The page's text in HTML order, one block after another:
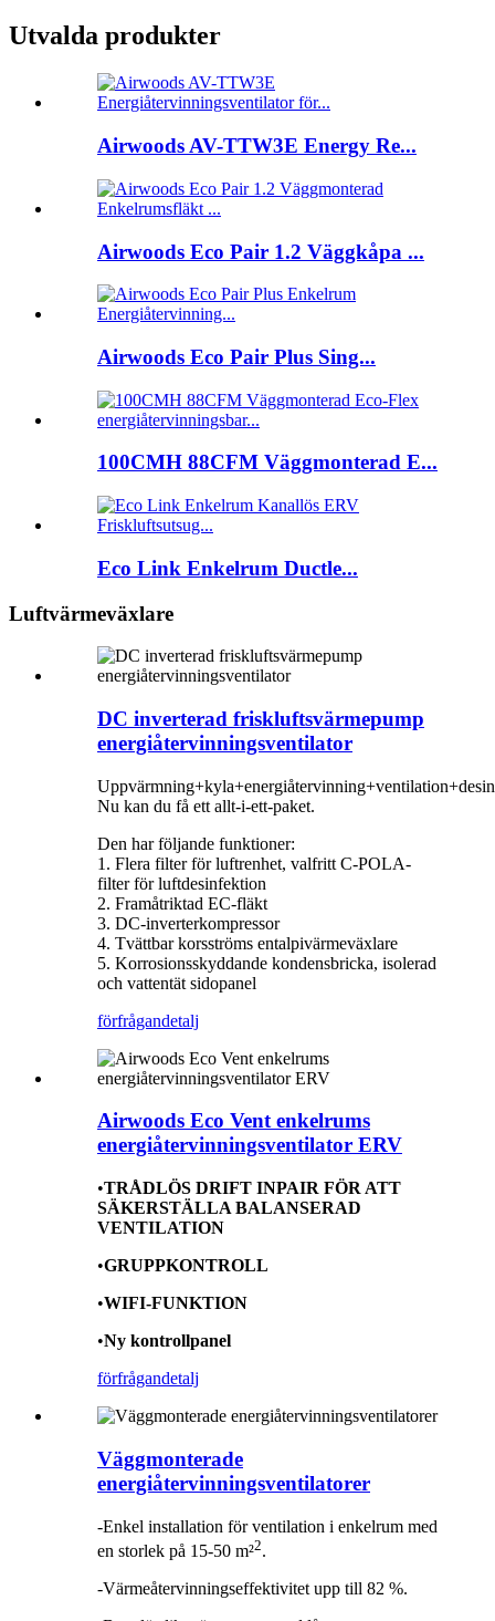
Utvalda produkter
Airwoods AV-TTW3E Energy Re...
Airwoods Eco Pair 1.2 Väggkåpa ...
Airwoods Eco Pair Plus Sing...
100CMH 88CFM Väggmonterad E...
Eco Link Enkelrum Ductle...
Luftvärmeväxlare
DC inverterad friskluftsvärmepump
energiåtervinningsventilator
Nu kan du få ett allt-i-ett-paket.
Den har följande funktioner:
1. Flera filter för luftrenhet, valfritt C-POLA-
filter för luftdesinfektion
2. Framåtriktad EC-fläkt
3. DC-inverterkompressor
4. Tvättbar korsströms entalpivärmeväxlare
5. Korrosionsskyddande kondensbricka, isolerad
och vattentät sidopanel
förfrågandetalj
Airwoods Eco Vent enkelrums
energiåtervinningsventilator ERV
•TRÅDLÖS DRIFT INPAIR FÖR ATT
SÄKERSTÄLLA BALANSERAD
VENTILATION
•GRUPPKONTROLL
•WIFI-FUNKTION
•Ny kontrollpanel
förfrågandetalj
Väggmonterade
energiåtervinningsventilatorer
-Enkel installation för ventilation i enkelrum med
en storlek på 15-50 m²2.
-Värmeåtervinningseffektivitet upp till 82 %.